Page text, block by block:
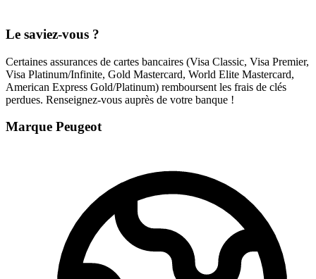
Le saviez-vous ?
Certaines assurances de cartes bancaires (Visa Classic, Visa Premier,
Visa Platinum/Infinite, Gold Mastercard, World Elite Mastercard,
American Express Gold/Platinum) remboursent les frais de clés
perdues. Renseignez-vous auprès de votre banque !
Marque Peugeot